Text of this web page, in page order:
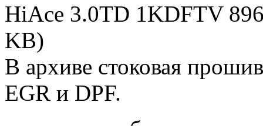
HiAce 3.0TD 1KDFTV
KB)
В архиве стоковая
EGR и DPF.